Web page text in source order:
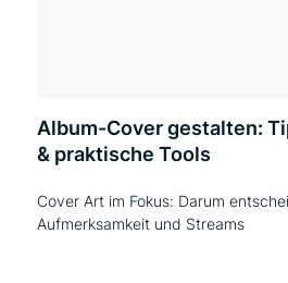
Album-Cover gestalten:
& praktische Tools
Cover Art im Fokus: Darum
Aufmerksamkeit und Streams